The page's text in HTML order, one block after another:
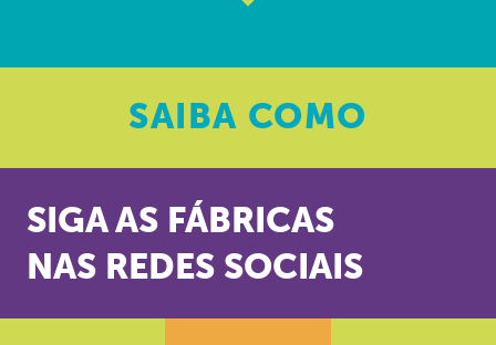
SAIBA COMO
SIGA AS FÁBRICAS
NAS REDES SOCIAIS